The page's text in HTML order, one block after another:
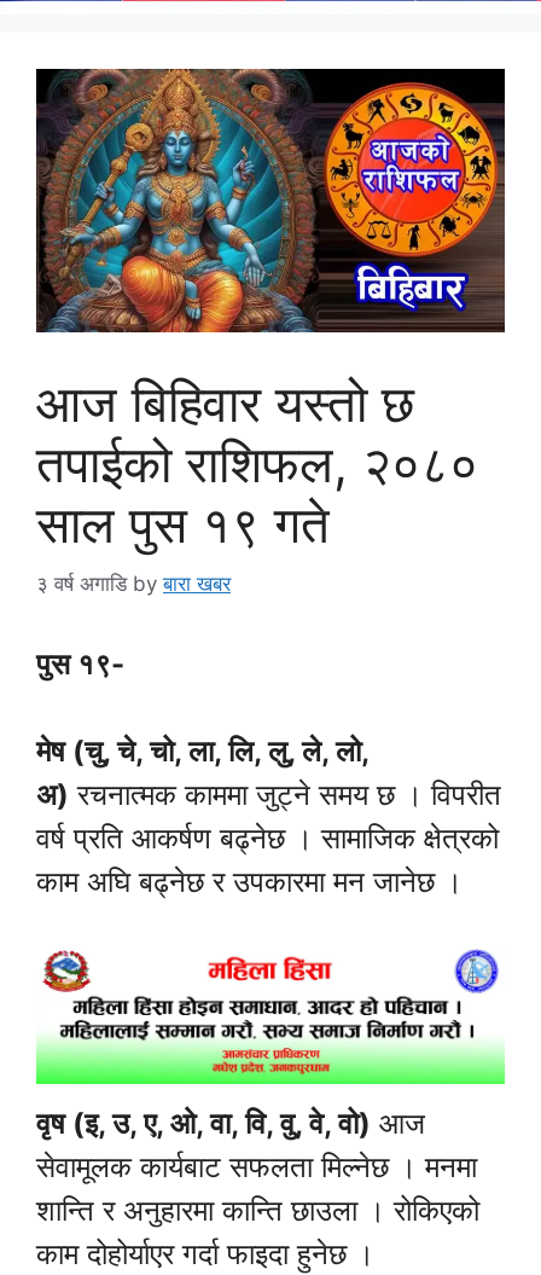
आज बिहिवार यस्तो छ
तपाईको राशिफल, २०८०
साल पुस १९ गते
३ वर्ष अगाडि byबारा खबर
पुस १९-
मेष (चु, चे, चो, ला, लि, लु, ले, लो,
अ) रचनात्मक काममा जुट्ने समय छ । विपरीत
वर्ष प्रति आकर्षण बढ्नेछ । सामाजिक क्षेत्रको
काम अघि बढ्नेछ र उपकारमा मन जानेछ ।
वृष (इ, उ, ए, ओ, वा, वि, वु, वे, वो) आज
सेवामूलक कार्यबाट सफलता मिल्नेछ । मनमा
शान्ति र अनुहारमा कान्ति छाउला । रोकिएको
काम दोहोर्याएर गर्दा फाइदा हुनेछ ।